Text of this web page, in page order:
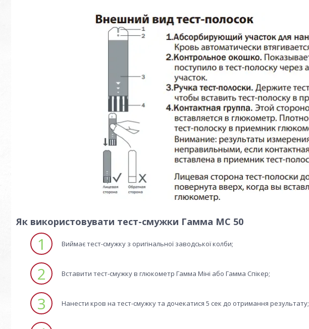
Як використовувати тест-смужки Гамма МС 50
1 Виймає тест-смужку з оригінальної заводської колби;
2 Вставити тест-смужку в глюкометр Гамма Міні або Гамма Спікер;
3 Нанести кров на тест-смужку та дочекатися 5 сек до отримання результату;